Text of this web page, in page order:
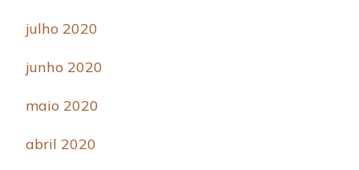
julho 2020
junho 2020
maio 2020
abril 2020